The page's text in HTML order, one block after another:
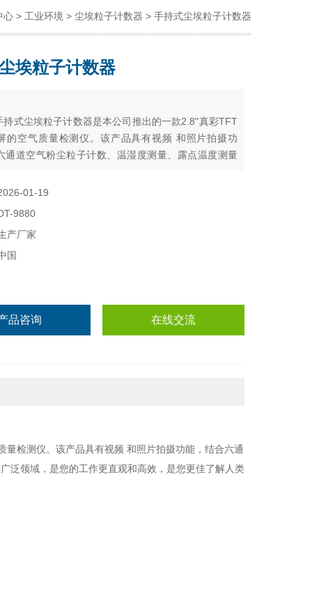
心 > 工业环境 > 尘埃粒子计数器 > 手持式尘埃粒子计数器
埃粒子计数器
持式尘埃粒子计数器是本公司推出的一款2.8"真彩TFT
的空气质量检测仪。该产品具有视频 和照片拍摄功
通道空气粉尘粒子计数、温湿度测量、露点温度测量
01-19
9880
产厂家
国
品咨询 在线交流
检测仪。该产品具有视频 和照片拍摄功能，结合六通
泛领域，是您的工作更直观和高效，是您更佳了解人类